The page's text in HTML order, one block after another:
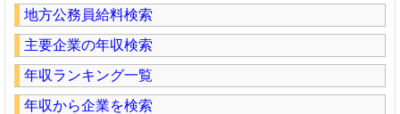
地方公務員給料検索
主要企業の年収検索
年収ランキング一覧
年収から企業を検索